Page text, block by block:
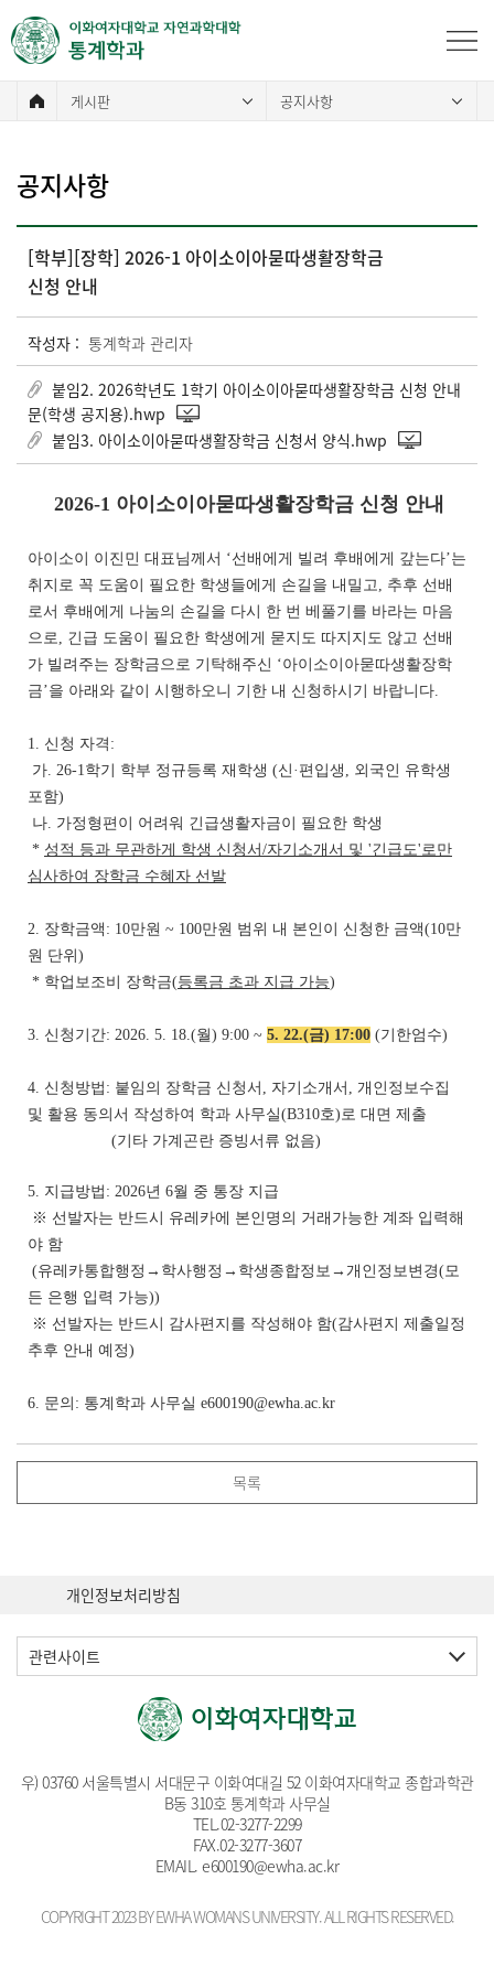
게시판 공지사항
공지사항
[학부][장학] 2026-1 아이소이아묻따생활장학금
신청 안내
작성자 : 통계학과 관리자
붙임2. 2026학년도 1학기 아이소이아묻따생활장학금 신청 안내
문(학생 공지용).hwp
붙임3. 아이소이아묻따생활장학금 신청서 양식.hwp
2026-1 아이소이아묻따생활장학금 신청 안내
아이소이 이진민 대표님께서 ‘선배에게 빌려 후배에게 갚는다’는
취지로 꼭 도움이 필요한 학생들에게 손길을 내밀고, 추후 선배
로서 후배에게 나눔의 손길을 다시 한 번 베풀기를 바라는 마음
으로, 긴급 도움이 필요한 학생에게 묻지도 따지지도 않고 선배
가 빌려주는 장학금으로 기탁해주신 ‘아이소이아묻따생활장학
금’을 아래와 같이 시행하오니 기한 내 신청하시기 바랍니다.
1. 신청 자격:
가. 26-1학기 학부 정규등록 재학생 (신·편입생, 외국인 유학생
포함)
나. 가정형편이 어려워 긴급생활자금이 필요한 학생
* 성적 등과 무관하게 학생 신청서 /자기소개서 및 '긴급도'로만
심사하여 장학금 수혜자 선발
2. 장학금액: 10만원 ~ 100만원 범위 내 본인이 신청한 금액(10만
원 단위)
* 학업보조비 장학금(등록금 초과 지급 가능)
3. 신청기간: 2026. 5. 18.(월) 9:00 ~ 5. 22.(금) 17:00 (기한엄수)
4. 신청방법: 붙임의 장학금 신청서, 자기소개서, 개인정보수집
및 활용 동의서 작성하여 학과 사무실(B310호)로 대면 제출
(기타 가계곤란 증빙서류 없음)
5. 지급방법: 2026년 6월 중 통장 지급
※ 선발자는 반드시 유레카에 본인명의 거래가능한 계좌 입력해
야 함
(유레카통합행정→학사행정→학생종합정보→개인정보변경(모
든 은행 입력 가능))
※ 선발자는 반드시 감사편지를 작성해야 함(감사편지 제출일정
추후 안내 예정)
6. 문의: 통계학과 사무실 e600190@ewha.ac.kr
목록
개인정보처리방침
관련사이트
우) 03760 서울특별시 서대문구 이화여대길 52 이화여자대학교 종합과학관
B동 310호 통계학과 사무실
TEL.02-3277-2299
FAX.02-3277-3607
EMAIL. e600190@ewha.ac.kr
COPYRIGHT 2023 BY EWHA WOMANS UNIVERSITY. ALL RIGHTS RESERVED.